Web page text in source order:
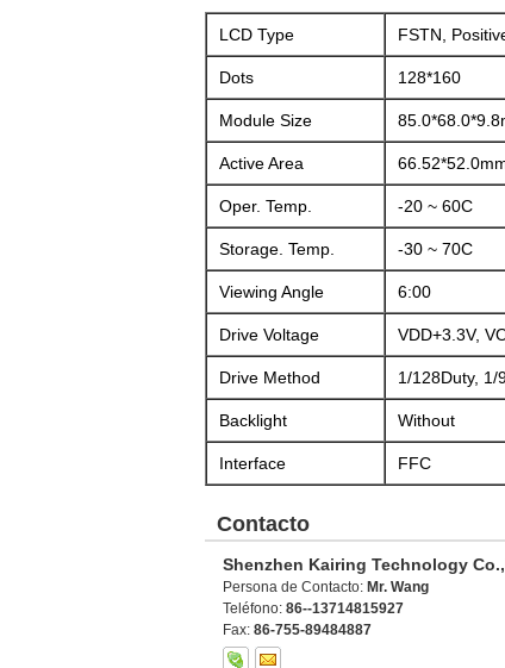
LCD Type FSTN,
Dots 128*160
Module Size
Active Area
Oper. Temp. -20 ~ 60C
Storage. Temp. -30 ~ 70C
Viewing Angle 6:00
Drive Voltage VDD+3.3V,
Drive Method 1/128Duty, 1/
Backlight Without
Interface FFC
Contacto
Shenzhen Kairing Technology
Persona de Contacto: Mr. Wang
Teléfono: 86--13714815927
Fax: 86-755-89484887